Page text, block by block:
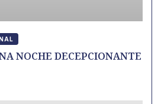
NOCHE DECEPCIONANTE